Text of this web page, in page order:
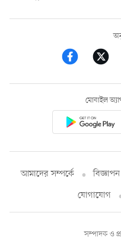
মোবাইল
আমাদের সম্পর্কে বিজ্ঞাপন
যোগাযোগ
সম্পাদক ও